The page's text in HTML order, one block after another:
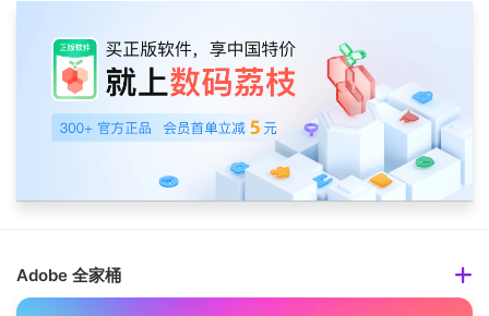
Adobe 全家桶